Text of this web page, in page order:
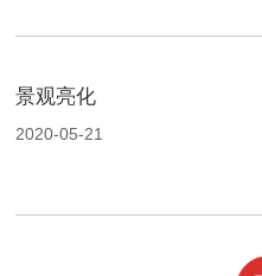
景观亮化
2020-05-21